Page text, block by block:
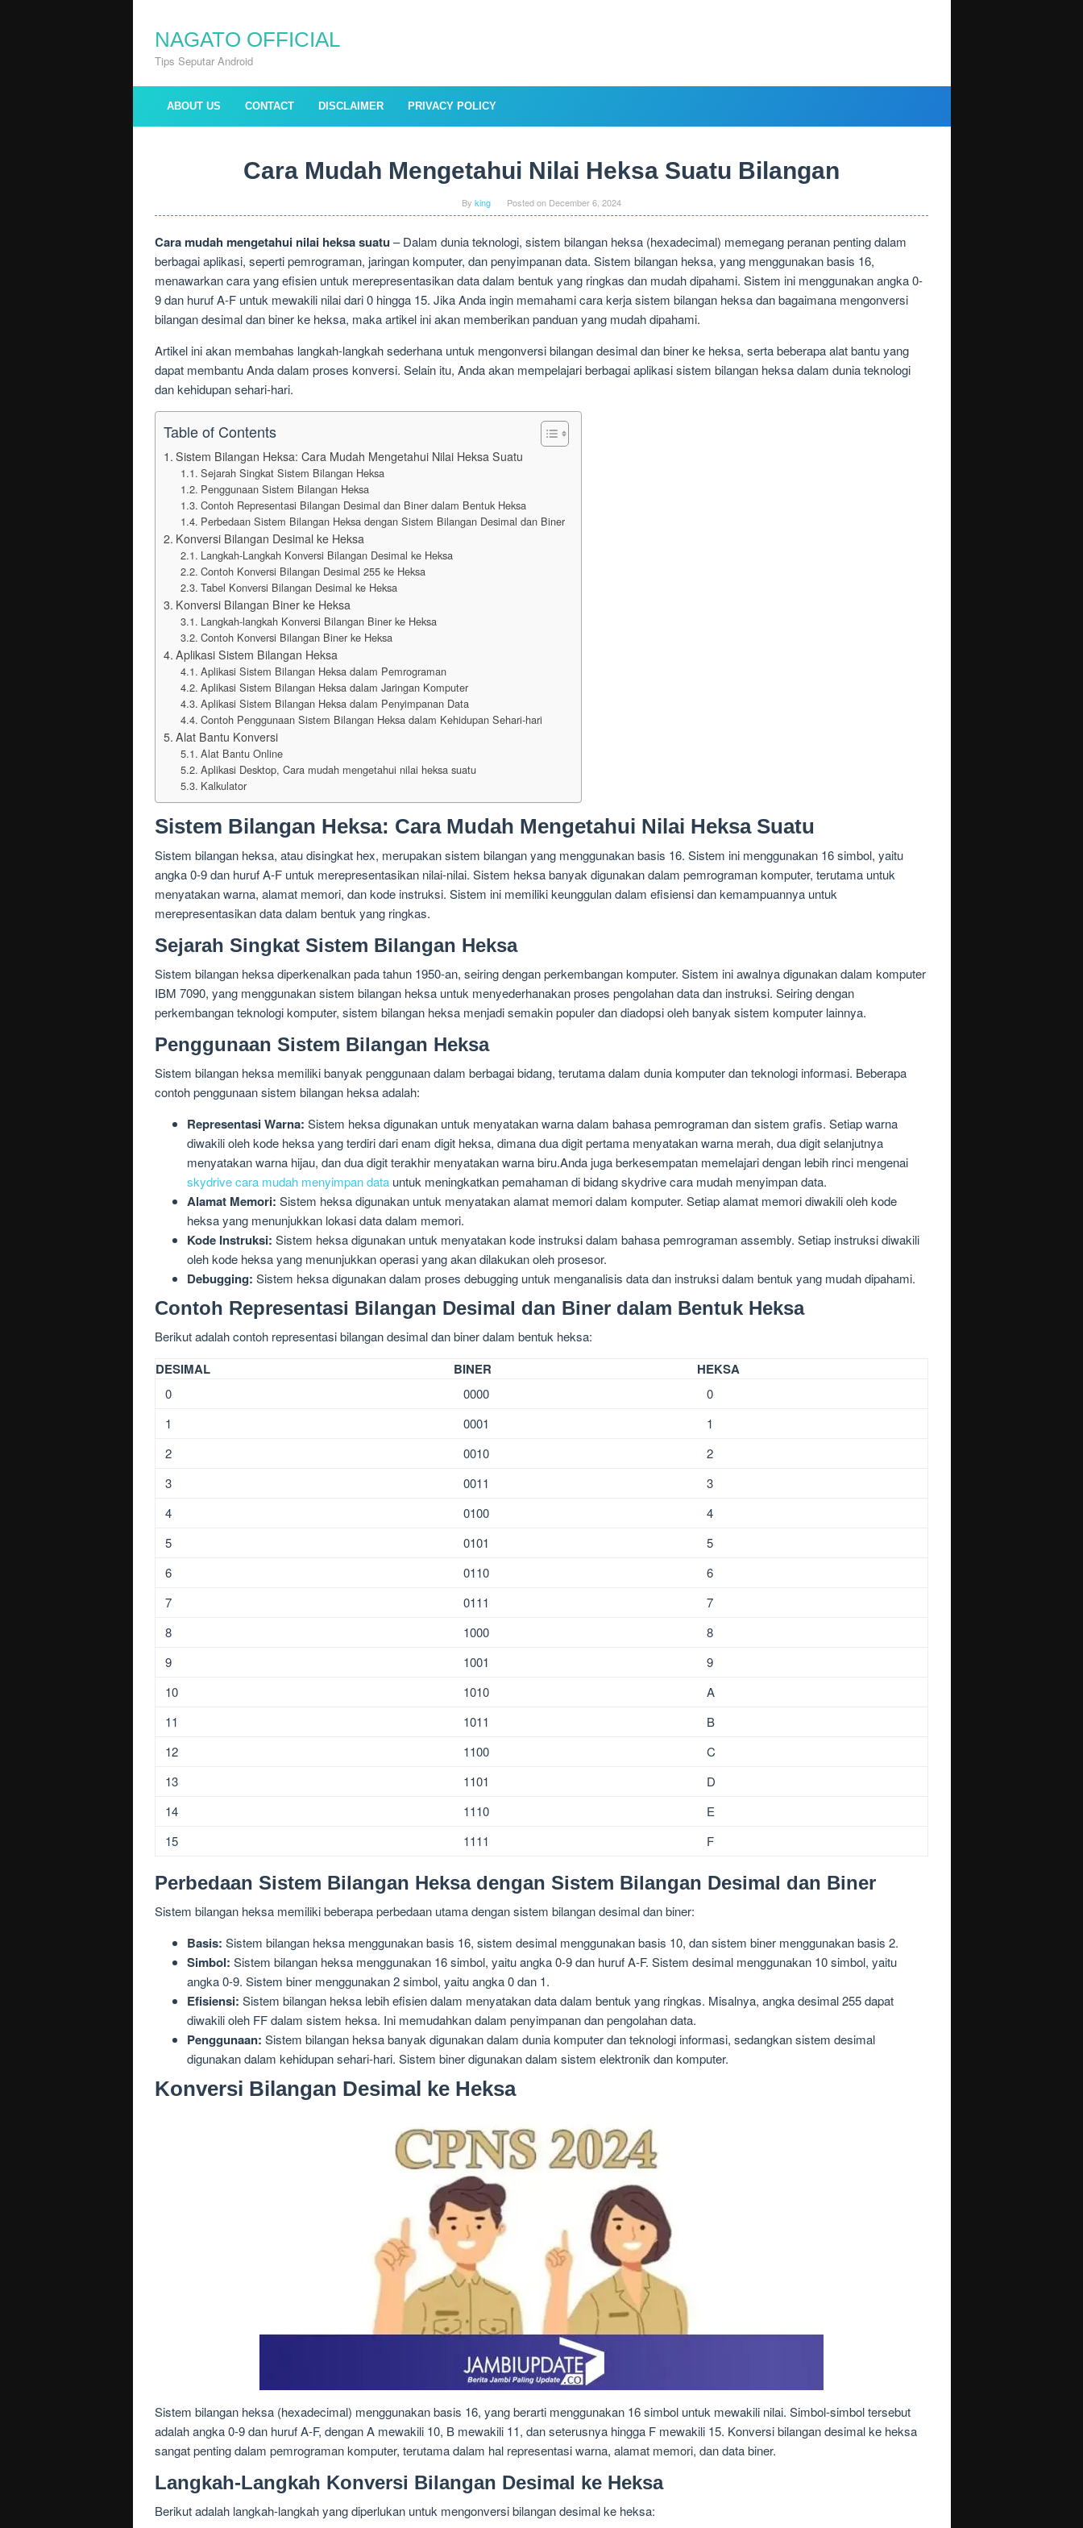
contentNAGATO OFFICIAL
Tips Seputar Android
ABOUT US CONTACT DISCLAIMER PRIVACY POLICY
Cara Mudah Mengetahui Nilai Heksa Suatu Bilangan
By king Posted on December 6, 2024
Cara mudah mengetahui nilai heksa suatu – Dalam dunia teknologi, sistem bilangan heksa (hexadecimal) memegang peranan penting dalam
berbagai aplikasi, seperti pemrograman, jaringan komputer, dan penyimpanan data. Sistem bilangan heksa, yang menggunakan basis 16,
menawarkan cara yang efisien untuk merepresentasikan data dalam bentuk yang ringkas dan mudah dipahami. Sistem ini menggunakan angka 0-
9 dan huruf A-F untuk mewakili nilai dari 0 hingga 15. Jika Anda ingin memahami cara kerja sistem bilangan heksa dan bagaimana mengonversi
bilangan desimal dan biner ke heksa, maka artikel ini akan memberikan panduan yang mudah dipahami.
Artikel ini akan membahas langkah-langkah sederhana untuk mengonversi bilangan desimal dan biner ke heksa, serta beberapa alat bantu yang
dapat membantu Anda dalam proses konversi. Selain itu, Anda akan mempelajari berbagai aplikasi sistem bilangan heksa dalam dunia teknologi
dan kehidupan sehari-hari.
Table of Contents
Sistem Bilangan Heksa: Cara Mudah Mengetahui Nilai Heksa Suatu
Sejarah Singkat Sistem Bilangan Heksa
Penggunaan Sistem Bilangan Heksa
Contoh Representasi Bilangan Desimal dan Biner dalam Bentuk Heksa
Perbedaan Sistem Bilangan Heksa dengan Sistem Bilangan Desimal dan Biner
Konversi Bilangan Desimal ke Heksa
Langkah-Langkah Konversi Bilangan Desimal ke Heksa
Contoh Konversi Bilangan Desimal 255 ke Heksa
Tabel Konversi Bilangan Desimal ke Heksa
Konversi Bilangan Biner ke Heksa
Langkah-langkah Konversi Bilangan Biner ke Heksa
Contoh Konversi Bilangan Biner ke Heksa
Aplikasi Sistem Bilangan Heksa
Aplikasi Sistem Bilangan Heksa dalam Pemrograman
Aplikasi Sistem Bilangan Heksa dalam Jaringan Komputer
Aplikasi Sistem Bilangan Heksa dalam Penyimpanan Data
Contoh Penggunaan Sistem Bilangan Heksa dalam Kehidupan Sehari-hari
Alat Bantu Konversi
Alat Bantu Online
Aplikasi Desktop, Cara mudah mengetahui nilai heksa suatu
Kalkulator
Sistem Bilangan Heksa: Cara Mudah Mengetahui Nilai Heksa Suatu
Sistem bilangan heksa, atau disingkat hex, merupakan sistem bilangan yang menggunakan basis 16. Sistem ini menggunakan 16 simbol, yaitu
angka 0-9 dan huruf A-F untuk merepresentasikan nilai-nilai. Sistem heksa banyak digunakan dalam pemrograman komputer, terutama untuk
menyatakan warna, alamat memori, dan kode instruksi. Sistem ini memiliki keunggulan dalam efisiensi dan kemampuannya untuk
merepresentasikan data dalam bentuk yang ringkas.
Sejarah Singkat Sistem Bilangan Heksa
Sistem bilangan heksa diperkenalkan pada tahun 1950-an, seiring dengan perkembangan komputer. Sistem ini awalnya digunakan dalam komputer
IBM 7090, yang menggunakan sistem bilangan heksa untuk menyederhanakan proses pengolahan data dan instruksi. Seiring dengan
perkembangan teknologi komputer, sistem bilangan heksa menjadi semakin populer dan diadopsi oleh banyak sistem komputer lainnya.
Penggunaan Sistem Bilangan Heksa
Sistem bilangan heksa memiliki banyak penggunaan dalam berbagai bidang, terutama dalam dunia komputer dan teknologi informasi. Beberapa
contoh penggunaan sistem bilangan heksa adalah:
Representasi Warna: Sistem heksa digunakan untuk menyatakan warna dalam bahasa pemrograman dan sistem grafis. Setiap warna
diwakili oleh kode heksa yang terdiri dari enam digit heksa, dimana dua digit pertama menyatakan warna merah, dua digit selanjutnya
menyatakan warna hijau, dan dua digit terakhir menyatakan warna biru.Anda juga berkesempatan memelajari dengan lebih rinci mengenai
skydrive cara mudah menyimpan data untuk meningkatkan pemahaman di bidang skydrive cara mudah menyimpan data.
Alamat Memori: Sistem heksa digunakan untuk menyatakan alamat memori dalam komputer. Setiap alamat memori diwakili oleh kode
heksa yang menunjukkan lokasi data dalam memori.
Kode Instruksi: Sistem heksa digunakan untuk menyatakan kode instruksi dalam bahasa pemrograman assembly. Setiap instruksi diwakili
oleh kode heksa yang menunjukkan operasi yang akan dilakukan oleh prosesor.
Debugging: Sistem heksa digunakan dalam proses debugging untuk menganalisis data dan instruksi dalam bentuk yang mudah dipahami.
Contoh Representasi Bilangan Desimal dan Biner dalam Bentuk Heksa
Berikut adalah contoh representasi bilangan desimal dan biner dalam bentuk heksa:
DESIMAL BINER HEKSA
0 0000
0
1
0001
1
2
0010
2
3
0011
3
4
0100
4
5
0101
5
6
0110
6
7
0111
7
8
1000
8
9
1001
9
10
1010
A
11
1011
B
12
1100
C
13
1101
D
14
1110
E
15
1111 F
Perbedaan Sistem Bilangan Heksa dengan Sistem Bilangan Desimal dan Biner
Sistem bilangan heksa memiliki beberapa perbedaan utama dengan sistem bilangan desimal dan biner:
Basis: Sistem bilangan heksa menggunakan basis 16, sistem desimal menggunakan basis 10, dan sistem biner menggunakan basis 2.
Simbol: Sistem bilangan heksa menggunakan 16 simbol, yaitu angka 0-9 dan huruf A-F. Sistem desimal menggunakan 10 simbol, yaitu
angka 0-9. Sistem biner menggunakan 2 simbol, yaitu angka 0 dan 1.
Efisiensi: Sistem bilangan heksa lebih efisien dalam menyatakan data dalam bentuk yang ringkas. Misalnya, angka desimal 255 dapat
diwakili oleh FF dalam sistem heksa. Ini memudahkan dalam penyimpanan dan pengolahan data.
Penggunaan: Sistem bilangan heksa banyak digunakan dalam dunia komputer dan teknologi informasi, sedangkan sistem desimal
digunakan dalam kehidupan sehari-hari. Sistem biner digunakan dalam sistem elektronik dan komputer.
Konversi Bilangan Desimal ke Heksa
Sistem bilangan heksa (hexadecimal) menggunakan basis 16, yang berarti menggunakan 16 simbol untuk mewakili nilai. Simbol-simbol tersebut
adalah angka 0-9 dan huruf A-F, dengan A mewakili 10, B mewakili 11, dan seterusnya hingga F mewakili 15. Konversi bilangan desimal ke heksa
sangat penting dalam pemrograman komputer, terutama dalam hal representasi warna, alamat memori, dan data biner.
Langkah-Langkah Konversi Bilangan Desimal ke Heksa
Berikut adalah langkah-langkah yang diperlukan untuk mengonversi bilangan desimal ke heksa: